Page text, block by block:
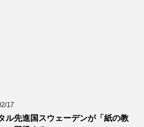
17
ル先進国スウェーデンが「紙の教